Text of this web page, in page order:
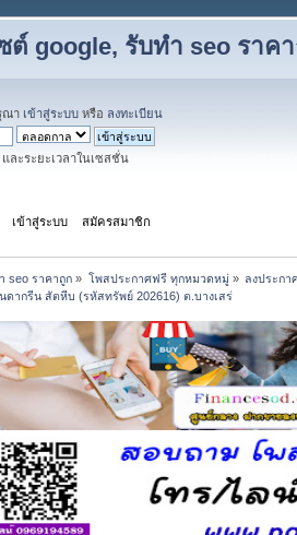
ต์ google, รับทำ seo ราค
ณา เข้าสู่ระบบ หรือ ลงทะเบียน
ละระยะเวลาในเซสชั่น
เข้าสู่ระบบ สมัครสมาชิก
seo ราคาถูก » โพสประกาศฟรี ทุกหมวดหมู่» ลงประกา
ดากรีน สัตหีบ (รหัสทรัพย์ 202616) ต.บางเสร่